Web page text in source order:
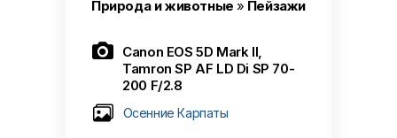
Природа и животные » Пейзажи
 Canon EOS 5D Mark II,
Tamron SP AF LD Di SP 70-
200 F/2.8
Осенние Карпаты